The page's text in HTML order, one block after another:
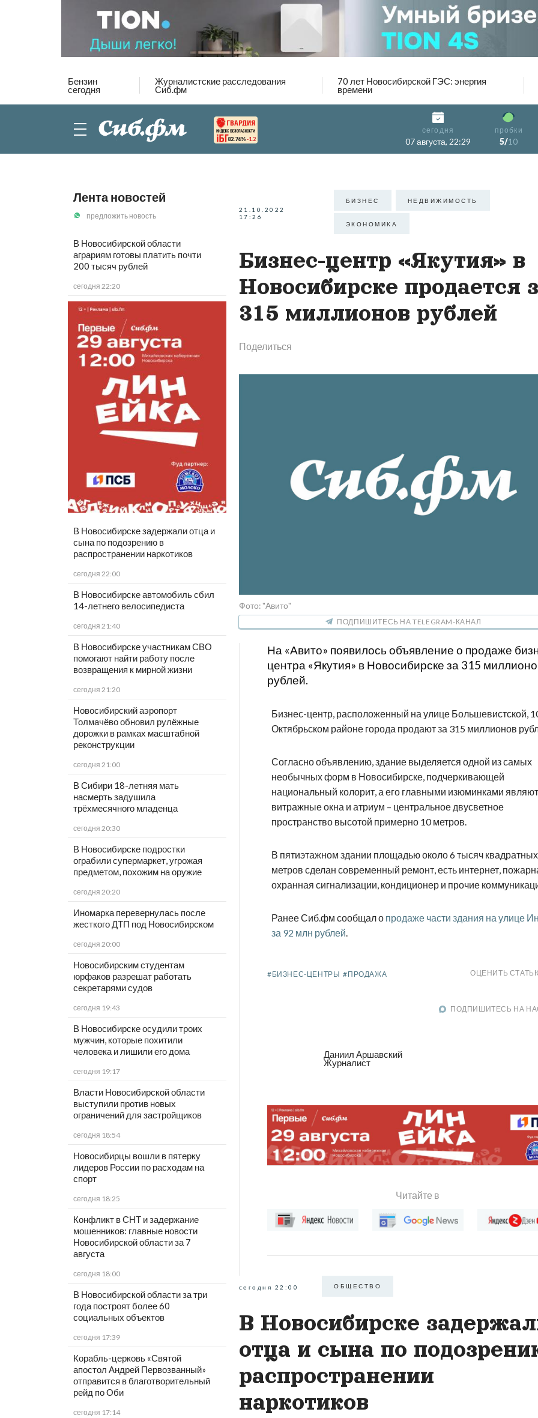
Бензин
сегодня
Журналистские расследования
Сиб.фм
70 лет Новосибирской ГЭС: энергия
времени
82.76% -1.2
сегодня
07 августа, 22:29
пробки
5/10
Лента новостей
предложить новость
В Новосибирской области
аграриям готовы платить почти
200 тысяч рублей
сегодня 22:20
В Новосибирске задержали отца и
сына по подозрению в
распространении наркотиков
сегодня 22:00
В Новосибирске автомобиль сбил
14-летнего велосипедиста
сегодня 21:40
В Новосибирске участникам СВО
помогают найти работу после
возвращения к мирной жизни
сегодня 21:20
Новосибирский аэропорт
Толмачёво обновил рулёжные
дорожки в рамках масштабной
реконструкции
сегодня 21:00
В Сибири 18-летняя мать
насмерть задушила
трёхмесячного младенца
сегодня 20:30
В Новосибирске подростки
ограбили супермаркет, угрожая
предметом, похожим на оружие
сегодня 20:20
Иномарка перевернулась после
жесткого ДТП под Новосибирском
сегодня 20:00
Новосибирским студентам
юрфаков разрешат работать
секретарями судов
сегодня 19:43
В Новосибирске осудили троих
мужчин, которые похитили
человека и лишили его дома
сегодня 19:17
Власти Новосибирской области
выступили против новых
ограничений для застройщиков
сегодня 18:54
Новосибирцы вошли в пятерку
лидеров России по расходам на
спорт
сегодня 18:25
Конфликт в СНТ и задержание
мошенников: главные новости
Новосибирской области за 7
августа
сегодня 18:00
В Новосибирской области за три
года построят более 60
социальных объектов
сегодня 17:39
Корабль-церковь «Святой
апостол Андрей Первозванный»
отправится в благотворительный
рейд по Оби
сегодня 17:14
21.10.2022
17:26
БИЗНЕС НЕДВИЖИМОСТЬ
ЭКОНОМИКА
Бизнес-центр «Якутия» в
Новосибирске продается
315 миллионов рублей
Поделиться
Фото: "Авито"
ПОДПИШИТЕСЬ НА TELEGRAM-КАНАЛ
На «Авито» появилось объявление о продаже
центра «Якутия» в Новосибирске за 315
рублей.
Бизнес-центр, расположенный на улице Большевистской,
Октябрьском районе города продают за 315 миллионов
Согласно объявлению, здание выделяется одной из самых
необычных форм в Новосибирске, подчеркивающей
национальный колорит, а его главными изюминками
витражные окна и атриум – центральное двусветное
пространство высотой примерно 10 метров.
В пятиэтажном здании площадью около 6 тысяч квадратных
метров сделан современный ремонт, есть интернет,
охранная сигнализации, кондиционер и прочие
Ранее Сиб.фм сообщал о продаже части здания на улице
за 92 млн рублей.
#БИЗНЕС-ЦЕНТРЫ #ПРОДАЖА ОЦЕНИТЬ
ПОДПИШИТЕСЬ НА
Даниил Аршавский
Журналист
Читайте в
сегодня 22:00 ОБЩЕСТВО
В Новосибирске
отца и сына по
распространении
наркотиков